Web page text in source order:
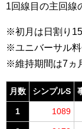
1回線目の主回線
※初月は日割り15
※ユニバーサル料
※維持期間は7ヵ
月数 シンプルS
1 1089